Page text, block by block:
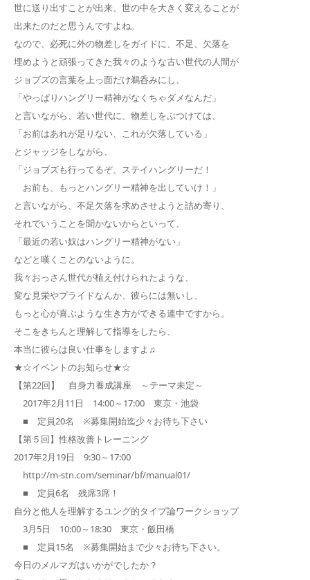
世に送り出すことが出来、世の中を大きく変えることが
出来たのだと思うんですよね。
なので、必死に外の物差しをガイドに、不足、欠落を
埋めようと頑張ってきた我々のような古い世代の人間が
ジョブズの言葉を上っ面だけ鵜呑みにし、
「やっぱりハングリー精神がなくちゃダメなんだ」
と言いながら、若い世代に、物差しをぶつけては、
「お前はあれが足りない、これが欠落している」
とジャッジをしながら、
「ジョブズも行ってるぞ、ステイハングリーだ！
お前も、もっとハングリー精神を出していけ！」
と言いながら、不足欠落を求めさせようと詰め寄り、
それでいうことを聞かないからといって、
「最近の若い奴はハングリー精神がない」
などと嘆くことのないように。
我々おっさん世代が植え付けられたような、
変な見栄やプライドなんか、彼らには無いし、
もっと心が喜ぶような生き方ができる連中ですから。
そこをきちんと理解して指導をしたら、
本当に彼らは良い仕事をしますよ♫
★☆イベントのお知らせ★☆
【第22回】 自身力養成講座 ～テーマ未定～
2017年2月11日 14:00～17:00 東京・池袋
■ 定員20名 ※募集開始迄少々お待ち下さい
【第５回】性格改善トレーニング
2017年2月19日 9:30～17:00
http://m-stn.com/seminar/bf/manual01/
■ 定員6名 残席3席！
自分と他人を理解するユング的タイプ論ワークショップ
3月5日 10:00～18:30 東京・飯田橋
■ 定員15名 ※募集開始まで少々お待ち下さい。
今日のメルマガはいかがでしたか？